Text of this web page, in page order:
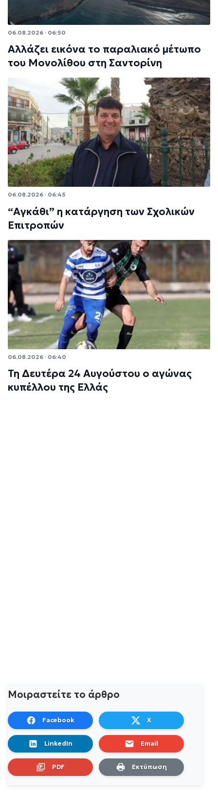
06.08.2026 · 06:50
Αλλάζει εικόνα το παραλιακό μέτωπο
του Μονολίθου στη Σαντορίνη
06.08.2026 · 06:45
“Αγκάθι” η κατάργηση των Σχολικών
Επιτροπών
06.08.2026 · 06:40
Τη Δευτέρα 24 Αυγούστου ο αγώνας
κυπέλλου της Ελλάς
Μοιραστείτε το άρθρο
Facebook X
LinkedIn Email
PDF Εκτύπωση